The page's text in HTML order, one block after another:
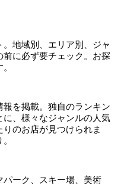
地域別、エリア別、ジャ
に必ず要チェック。お探
を掲載。独自のランキン
、様々なジャンルの人気
のお店が見つけられま
パーク、スキー場、美術